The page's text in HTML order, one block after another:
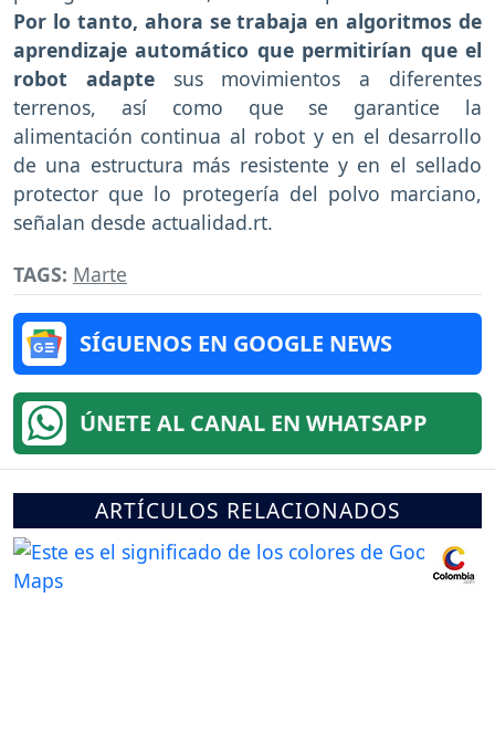
Por lo tanto, ahora se trabaja en algoritmos de
aprendizaje automático que permitirían que el
robot adaptesus movimientos a diferentes
terrenos, así como que se garantice la
alimentación continua al robot y en el desarrollo
de una estructura más resistente y en el sellado
protector que lo protegería del polvo marciano,
señalan desde actualidad.rt.
TAGS: Marte
SÍGUENOS EN GOOGLE NEWS
ÚNETE AL CANAL EN WHATSAPP
ARTÍCULOS RELACIONADOS